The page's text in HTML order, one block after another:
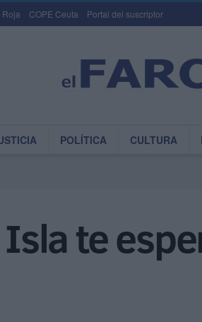
Roja COPE Ceuta Portal del suscriptor
POLÍTICA CULTURA
te